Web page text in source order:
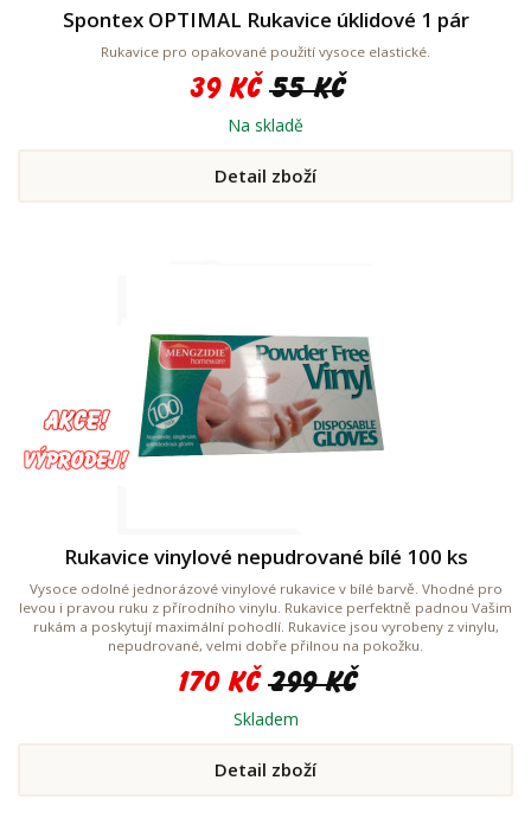
Spontex OPTIMAL Rukavice úklidové 1 pár
Rukavice pro opakované použití vysoce elastické.
39 Kč 55 Kč
Na skladě
Detail zboží
Rukavice vinylové nepudrované bílé 100 ks
Vysoce odolné jednorázové vinylové rukavice v bílé barvě. Vhodné pro
levou i pravou ruku z přírodního vinylu. Rukavice perfektně padnou Vašim
rukám a poskytují maximální pohodlí. Rukavice jsou vyrobeny z vinylu,
nepudrované, velmi dobře přilnou na pokožku.
170 Kč 299 Kč
Skladem
Detail zboží